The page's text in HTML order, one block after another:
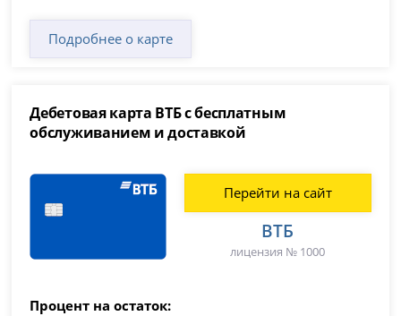
Подробнее о карте
Дебетовая карта ВТБ с бесплатным
обслуживанием и доставкой
Процент на остаток
Перейти на сайт
ВТБ
лицензия № 1000